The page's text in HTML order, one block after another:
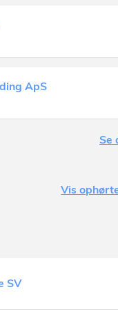
ApS
Se
Vis
SV